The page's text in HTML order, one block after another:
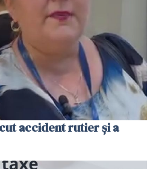
accident rutier și a